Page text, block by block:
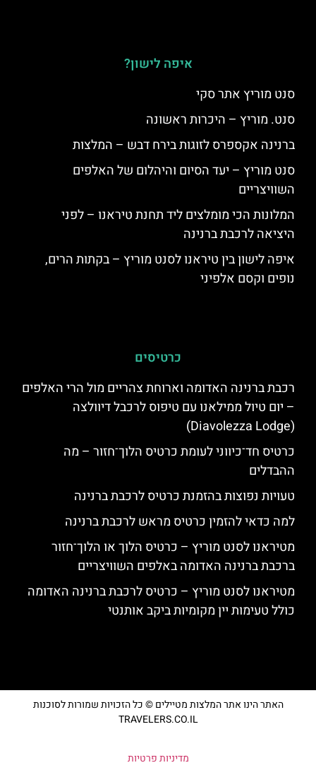
איפה לישון?
סנט מוריץ אתר סקי
סנט. מוריץ – היכרות ראשונה
ברנינה אקספרס לזוגות בירח דבש – המלצות
סנט מוריץ – יעד הסיום והיהלום של האלפים
השוויצריים
המלונות הכי מומלצים ליד תחנת טיראנו – לפני
היציאה לרכבת ברנינה
איפה לישון בין טיראנו לסנט מוריץ – בקתות הרים,
נופים וקסם אלפיני
כרטיסים
רכבת ברנינה האדומה וארוחת צהריים מול הרי האלפים
– יום טיול ממילאנו עם טיפוס לרכבל דיוולצה
(Diavolezza Lodge)
כרטיס חד־כיווני לעומת כרטיס הלוך־חזור – מה
ההבדלים
טעויות נפוצות בהזמנת כרטיס לרכבת ברנינה
למה כדאי להזמין כרטיס מראש לרכבת ברנינה
מטיראנו לסנט מוריץ – כרטיס הלוך או הלוך־חזור
ברכבת ברנינה האדומה באלפים השוויצריים
מטיראנו לסנט מוריץ – כרטיס לרכבת ברנינה האדומה
כולל טעימות יין מקומיות ביקב אותנטי
האתר הינו אתר המלצות מטיילים © כל הזכויות שמורות לסוכנות
TRAVELERS.CO.IL
מדיניות פרטיות